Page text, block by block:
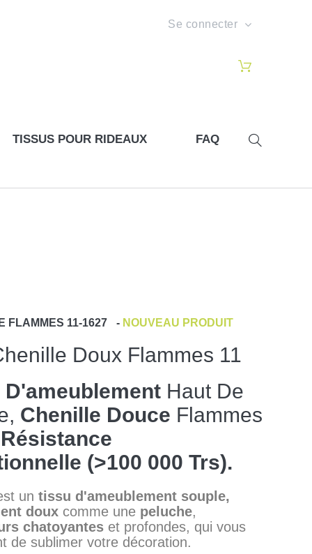
Se connecter
TISSUS POUR RIDEAUX FAQ
FLAMMES 11-1627 - NOUVEAU PRODUIT
Doux Flammes 11
Haut De
Chenille Douce Flammes
Résistance
(>100 000 Trs).
un tissu d'ameublement souple,
douxcomme une peluche,
chatoyanteset profondes, qui vous
de sublimer votre décoration.